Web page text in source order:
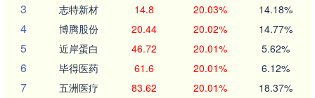
3 志特新材 14.8 20.03% 14.18%
4 博腾股份 20.44 20.02% 14.77%
5 近岸蛋白 46.72 20.01% 5.62%
6 毕得医药 61.6 20.01% 6.12%
7 五洲医疗 83.62 20.01% 18.37%